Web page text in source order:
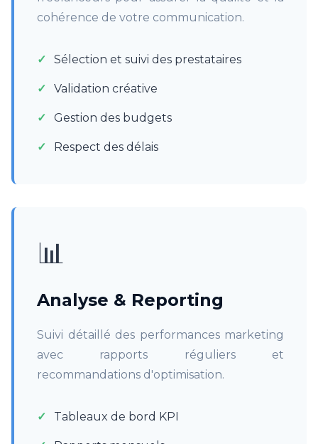
cohérence de votre communication.
Sélection et suivi des prestataires
Validation créative
Gestion des budgets
Respect des délais
📊
Analyse & Reporting
Suivi détaillé des performances marketing
avec rapports réguliers et
recommandations d'optimisation.
Tableaux de bord KPI